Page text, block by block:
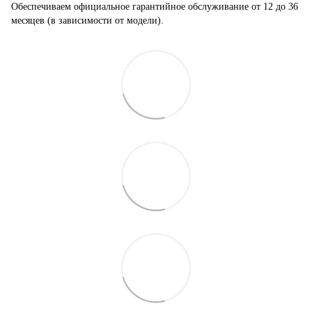
Обеспечиваем официальное гарантийное обслуживание от 12 до 36
месяцев (в зависимости от модели).